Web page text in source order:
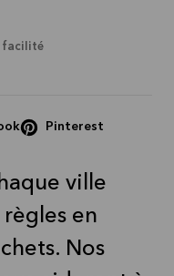
facilité
Pinterest
ville
en
Nos